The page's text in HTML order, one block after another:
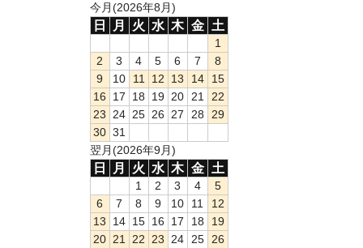
今月(2026年8月)
日 月 火 水 木 金 土
1
2
3 4 5 6 7
8
9
10 11 12 13 14
15
16
17 18 19 20 21
22
23
24 25 26 27 28
29
30 31
翌月(2026年9月)
日 月 火 水 木 金 土
1 2 3 4
5
6
7 8 9 10 11
12
13
14 15 16 17 18
19
20 21 22 23 24 25 26